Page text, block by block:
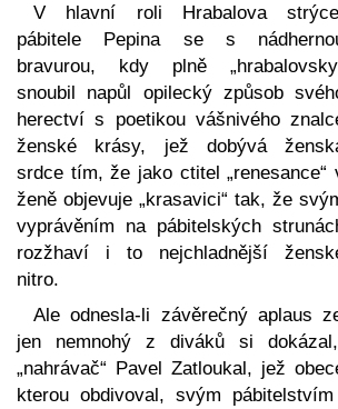
V hlavní roli Hrabalova
pábitele Pepina se s
bravurou, kdy plně
snoubil napůl opilecký způsob
herectví s poetikou vášnivého
ženské krásy, jež dobývá
srdce tím, že jako ctitel „renesance“
ženě objevuje „krasavici“ tak, že
vyprávěním na pábitelských
rozžhaví i to nejchladnější
nitro.
Ale odnesla-li závěrečný aplaus
jen nemnohý z diváků si
„nahrávač“ Pavel Zatloukal, jež
kterou obdivoval, svým